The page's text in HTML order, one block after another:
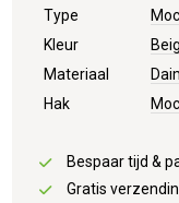
Type
Kleur
Materiaal
Hak
Bespaar tijd &
Gratis